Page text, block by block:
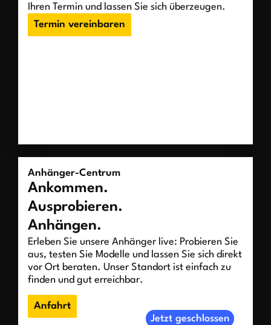
Ihren Termin und lassen Sie sich überzeugen.
Termin vereinbaren
Anhänger-Centrum
Ankommen.
Ausprobieren.
Anhängen.
Erleben Sie unsere Anhänger live: Probieren Sie
aus, testen Sie Modelle und lassen Sie sich direkt
vor Ort beraten. Unser Standort ist einfach zu
finden und gut erreichbar.
Anfahrt
Jetzt geschlossen